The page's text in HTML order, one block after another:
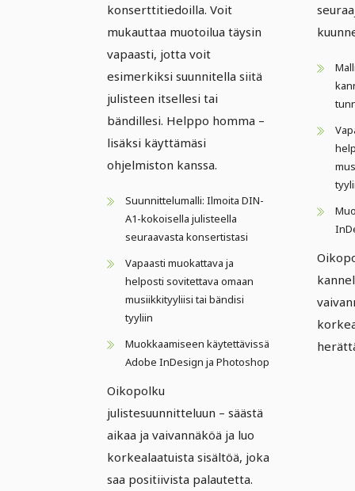
konserttitiedoilla. Voit
mukauttaa muotoilua täysin
vapaasti, jotta voit
esimerkiksi suunnitella siitä
julisteen itsellesi tai
bändillesi. Helppo homma –
lisäksi käyttämäsi
ohjelmiston kanssa.
Suunnittelumalli: Ilmoita DIN-
A1-kokoisella julisteella
seuraavasta konsertistasi
Vapaasti muokattava ja
helposti sovitettava omaan
musiikkityyliisi tai bändisi
tyyliin
Muokkaamiseen käytettävissä
Adobe InDesign ja Photoshop
Oikopolku
julistesuunnitteluun – säästä
aikaa ja vaivannäköä ja luo
korkealaatuista sisältöä, joka
saa positiivista palautetta.